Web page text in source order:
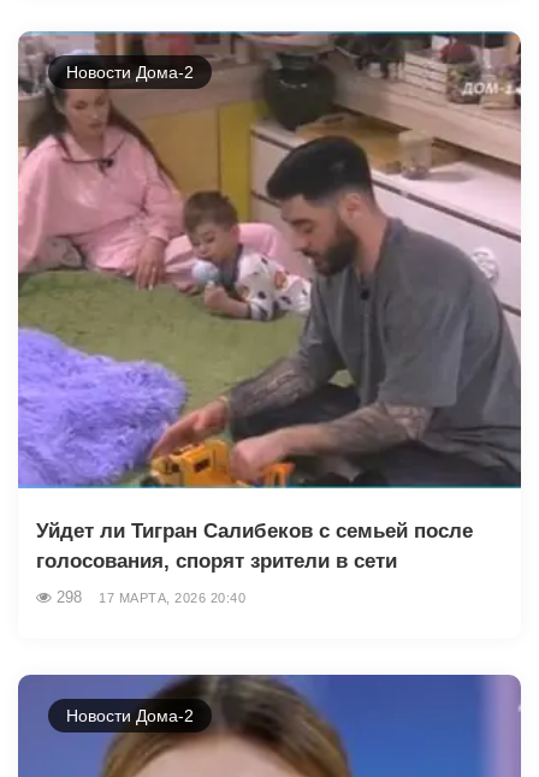
Новости Дома-2
Уйдет ли Тигран Салибеков с семьей после
голосования, спорят зрители в сети
298 17 МАРТА, 2026 20:40
Новости Дома-2